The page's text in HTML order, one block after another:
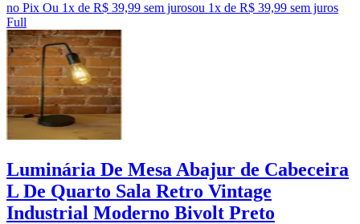
no Pix Ou 1x de R$ 39,99 sem jurosou 1x de R$ 39,99 sem juros
Full
Luminária De Mesa Abajur de Cabeceira
L De Quarto Sala Retro Vintage
Industrial Moderno Bivolt Preto